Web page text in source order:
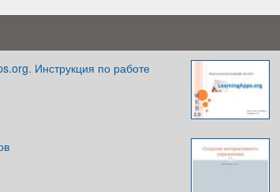
Инструкция по работе